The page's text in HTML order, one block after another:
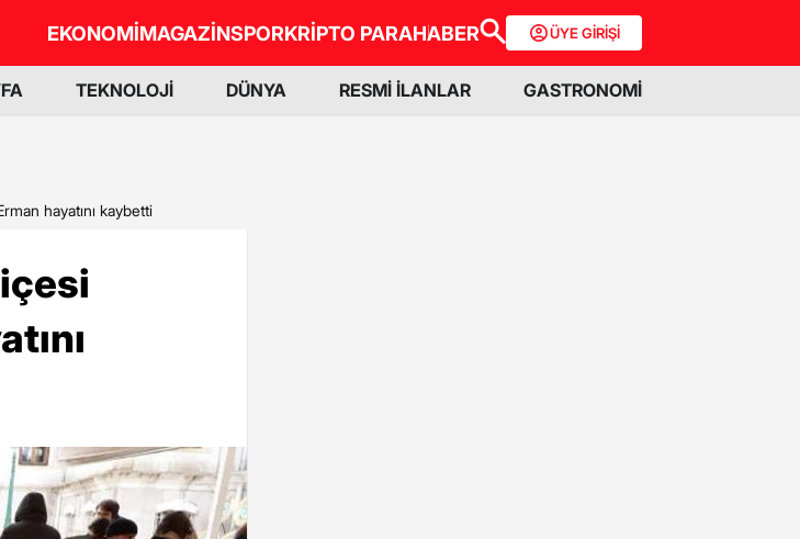
EKONOMİMAGAZİNSPORKRİPTO PARAHABER ÜYE GİRİŞİ
TEKNOLOJİ DÜNYA RESMİ İLANLAR GASTRONOMİ
hayatını kaybetti